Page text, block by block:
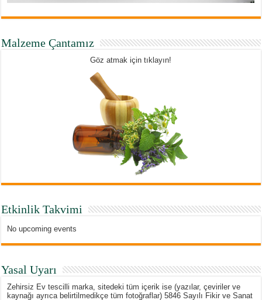
Malzeme Çantamız
Göz atmak için tıklayın!
Etkinlik Takvimi
No upcoming events
Yasal Uyarı
Zehirsiz Ev tescilli marka, sitedeki tüm içerik ise (yazılar, çeviriler ve
kaynağı ayrıca belirtilmedikçe tüm fotoğraflar) 5846 Sayılı Fikir ve Sanat